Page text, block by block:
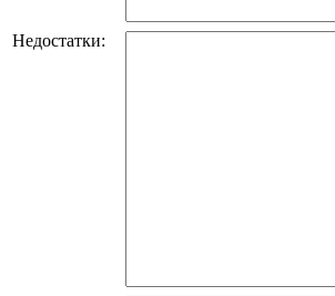
Недостатки: